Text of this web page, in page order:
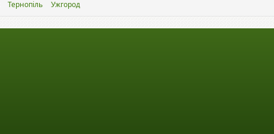
Тернопіль Ужгород